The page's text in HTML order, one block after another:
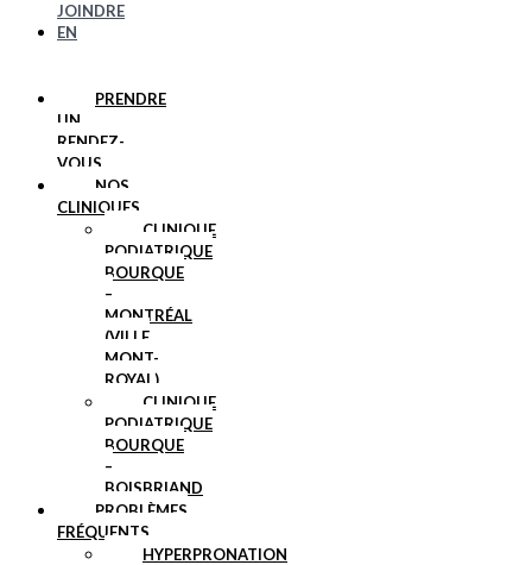
JOINDRE
EN
PRENDRE
UN
RENDEZ-
VOUS
NOS
CLINIQUES
CLINIQUE
PODIATRIQUE
BOURQUE
–
MONTRÉAL
(VILLE
MONT-
ROYAL)
CLINIQUE
PODIATRIQUE
BOURQUE
–
BOISBRIAND
PROBLÈMES
FRÉQUENTS
HYPERPRONATION